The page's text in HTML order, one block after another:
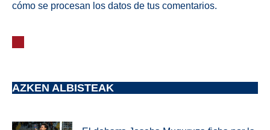
cómo se procesan los datos de tus comentarios.
AZKEN ALBISTEAK